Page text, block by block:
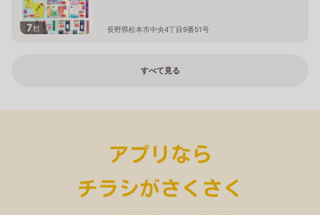
7枚 長野県松本市中央4丁目9番51号
すべて見る